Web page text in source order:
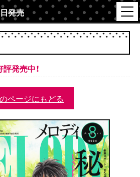
発売
発売中！
ページにもどる